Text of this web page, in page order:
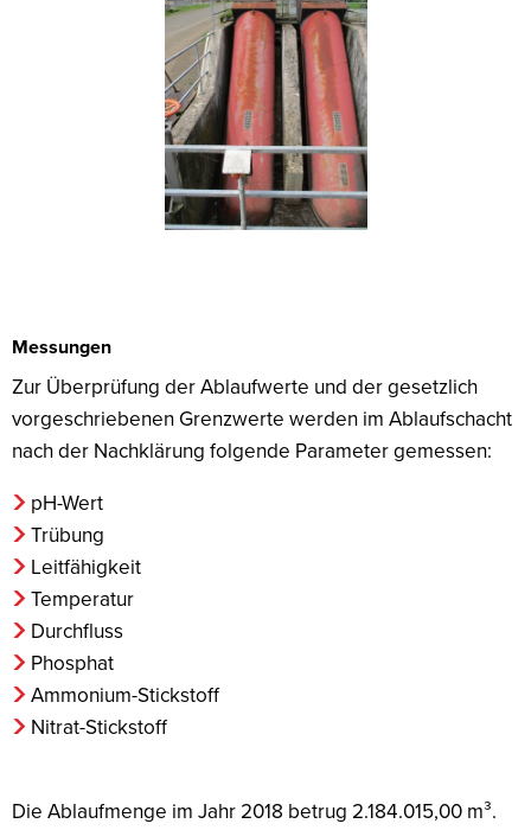
Messungen
Zur Überprüfung der Ablaufwerte und der gesetzlich
vorgeschriebenen Grenzwerte werden im Ablaufschacht
nach der Nachklärung folgende Parameter gemessen:
pH-Wert
Trübung
Leitfähigkeit
Temperatur
Durchfluss
Phosphat
Ammonium-Stickstoff
Nitrat-Stickstoff
Die Ablaufmenge im Jahr 2018 betrug 2.184.015,00 m³.